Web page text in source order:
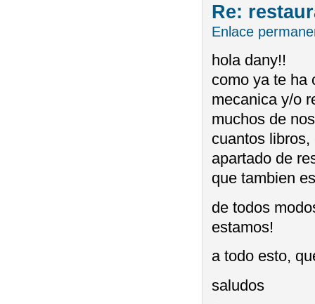
Re:
Enlace
hola dany!!
como ya te ha
mecanica y/o
muchos de
cuantos
apartado de
que tambien
de todos
estamos!
a todo esto,
saludos